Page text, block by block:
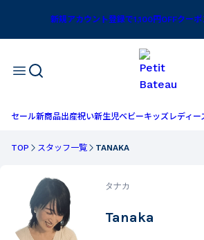
新規アカウント登録で1,100円OFFクーポ
セール新商品出産祝い新生児ベビーキッズ レディー
TOP スタッフ一覧 TANAKA
タナカ
Tanaka